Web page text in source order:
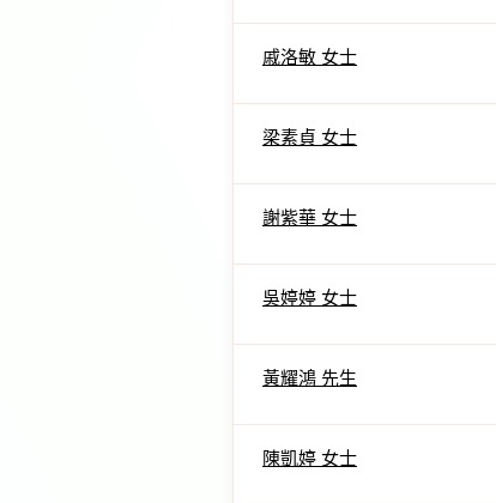
戚洛敏 女士
梁素貞 女士
謝紫華 女士
吳婷婷 女士
黃耀鴻 先生
陳凱婷 女士